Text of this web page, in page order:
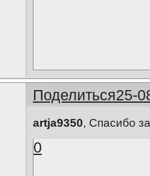
Поделиться25-
artja9350, Спасибо
0